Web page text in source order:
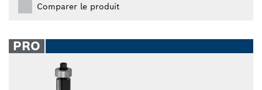
Comparer le produit
PRO